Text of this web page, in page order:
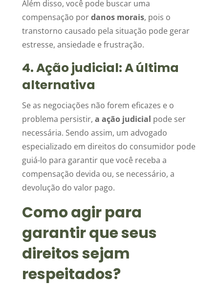
Além disso, você pode buscar uma
compensação pordanos morais, pois o
transtorno causado pela situação pode gerar
estresse, ansiedade e frustração.
4. Ação judicial: A última
alternativa
Se as negociações não forem eficazes e o
problema persistir, a ação judicial pode ser
necessária. Sendo assim, um advogado
especializado em direitos do consumidor pode
guiá-lo para garantir que você receba a
compensação devida ou, se necessário, a
devolução do valor pago.
Como agir para
garantir que seus
direitos sejam
respeitados?